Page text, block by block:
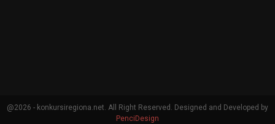
@2026 - konkursiregiona.net. All Right Reserved. Designed and Developed by
PenciDesign